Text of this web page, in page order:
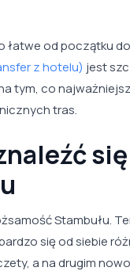
łatwe od początku
z hotelu) jest
tym, co
tras.
Stambułu.
się od siebie
a na drugim